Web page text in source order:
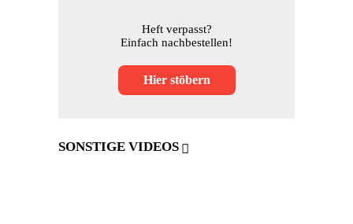
Heft verpasst?
Einfach nachbestellen!
Hier stöbern
SONSTIGE VIDEOS